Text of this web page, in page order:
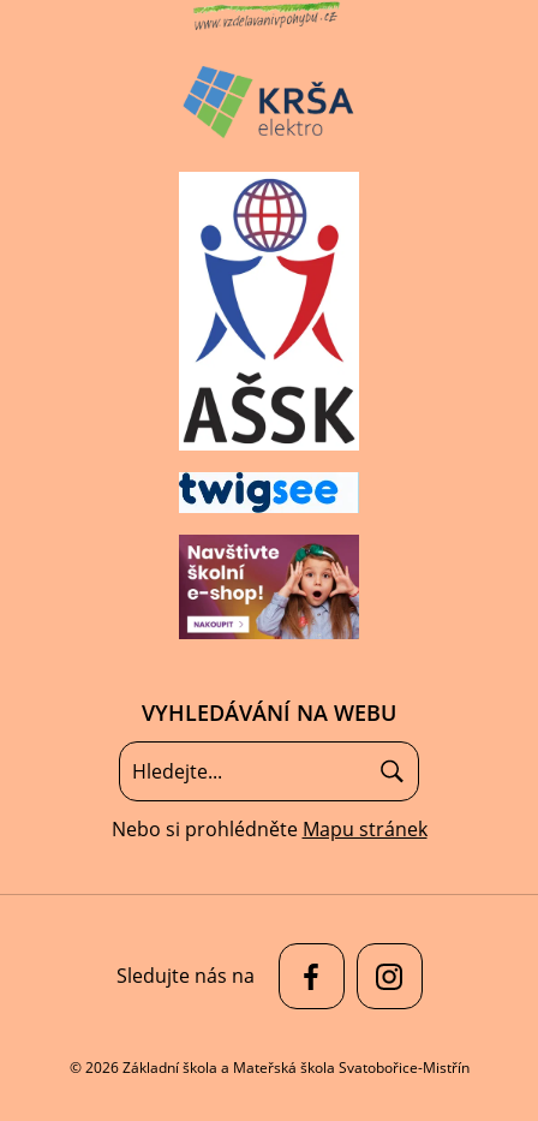
VYHLEDÁVÁNÍ NA WEBU
Nebo si prohlédněte Mapu stránek
© 2026 Základní škola a Mateřská škola Svatobořice-Mistřín
Sledujte nás na